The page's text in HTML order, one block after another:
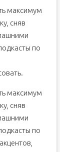
максимум
сняв
по
максимум
сняв
по